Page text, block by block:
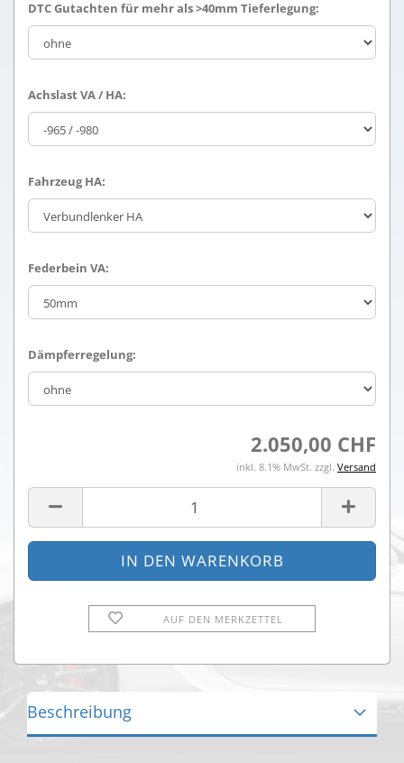
DTC Gutachten für mehr als >40mm Tieferlegung:
Achslast VA / HA:
Fahrzeug HA:
Federbein VA:
Dämpferregelung:
2.050,00 CHF
inkl. 8.1% MwSt. zzgl. Versand
AUF DEN MERKZETTEL
Beschreibung